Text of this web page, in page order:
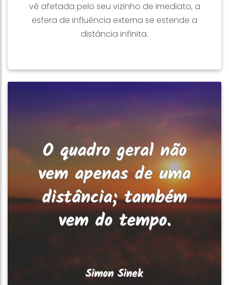
vê afetada pelo seu vizinho de imediato, a
esfera de influência externa se estende a
distância infinita.